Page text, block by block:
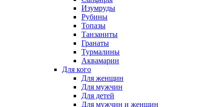
Изумруды
Рубины
Топазы
Танзаниты
Гранаты
Турмалины
Аквамарин
Для кого
Для женщин
Для мужчин
Для детей
Для мужчин и женщин